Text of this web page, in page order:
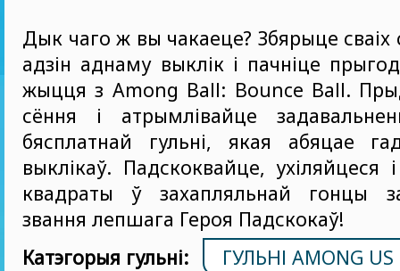
Дык чаго ж вы чакаеце? Збярыце сваіх
адзін аднаму выклік і пачніце
жыцця з Among Ball: Bounce Ball.
сёння і атрымлівайце
бясплатнай гульні, якая абяцае
выклікаў. Падскоквайце, ухіляйцеся
квадраты ў захапляльнай гонцы
звання лепшага Героя Падскокаў!
Катэгорыя гульні:
ГУЛЬНІ AMONG US